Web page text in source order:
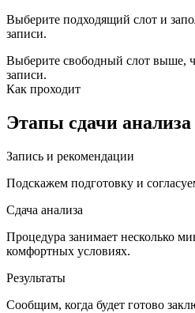
Выберите подходящий слот и
записи.
Выберите свободный слот выше,
записи.
Как проходит
Этапы сдачи анализа
Запись и рекомендации
Подскажем подготовку и
Сдача анализа
Процедура занимает несколько
комфортных условиях.
Результаты
Сообщим, когда будет готово